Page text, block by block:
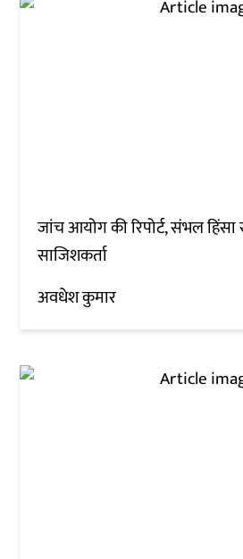
जांच आयोग की रिपोर्ट, संभल
साजिशकर्ता
अवधेश कुमार